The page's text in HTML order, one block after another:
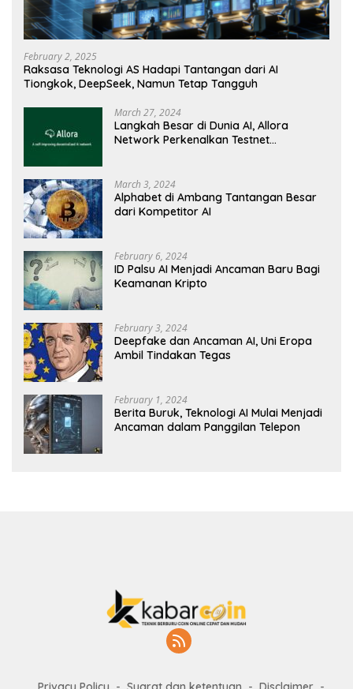
February 2, 2025
Raksasa Teknologi AS Hadapi Tantangan dari AI
Tiongkok, DeepSeek, Namun Tetap Tangguh
March 27, 2024
Langkah Besar di Dunia AI, Allora
Network Perkenalkan Testnet
March 3, 2024
Alphabet di Ambang Tantangan Besar
dari Kompetitor AI
February 6, 2024
ID Palsu AI Menjadi Ancaman Baru Bagi
Keamanan Kripto
February 3, 2024
Deepfake dan Ancaman AI, Uni Eropa
Ambil Tindakan Tegas
February 1, 2024
Berita Buruk, Teknologi AI Mulai Menjadi
Ancaman dalam Panggilan Telepon